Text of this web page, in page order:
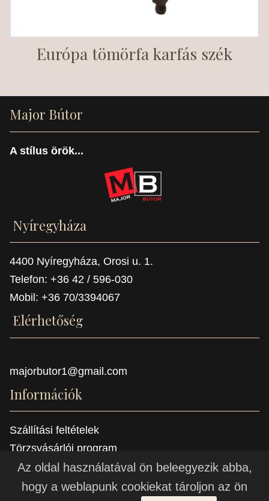
Az oldal használatával ön beleegyezik abba,
hogy a weblapunk cookiekat tároljon az ön
Európa tömörfa karfás szék
Major Bútor
A stílus örök...
Nyíregyháza
4400 Nyíregyháza, Orosi u. 1.
Telefon: +36 42 / 596-030
Mobil: +36 70/3394067
Elérhetőség
majorbutor1@gmail.com
Információk
Szállítási feltételek
Törzsvásárlói program
Referenciák
© 2021 -Major Bútor a bútor készítő manufaktúra - bútor,